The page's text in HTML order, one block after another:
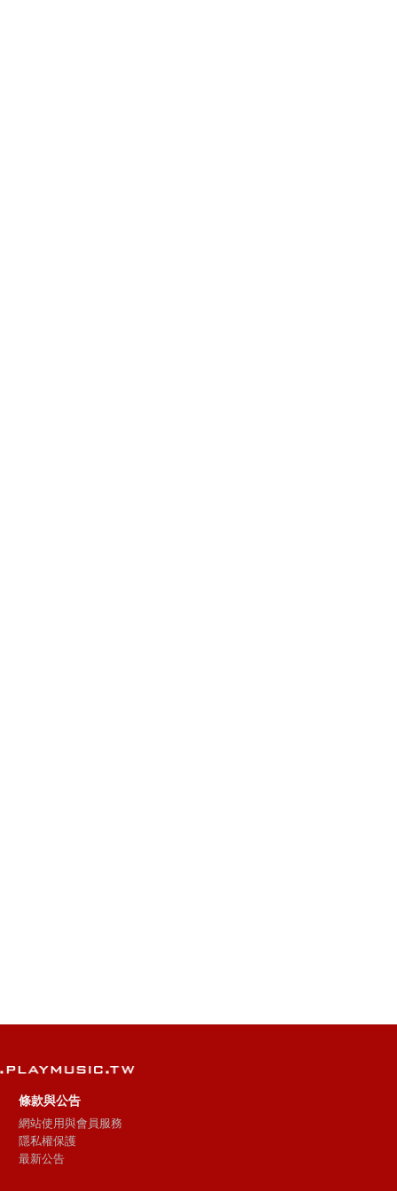
條款與公告
網站使用與會員服務
隱私權保護
最新公告